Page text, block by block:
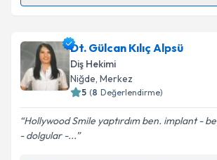
Dt. Melis Kızakiçin randevu takvimi
Size bu uzmandan randevu almanız
hazırlandığında e-posta ile
Dt. Gülcan Kılıç Alpsü
Diş Hekimi
Niğde, Merkez
5 (8 Değerlendirme)
Hollywood Smile yaptırdım ben. implant -
- dolgular -...